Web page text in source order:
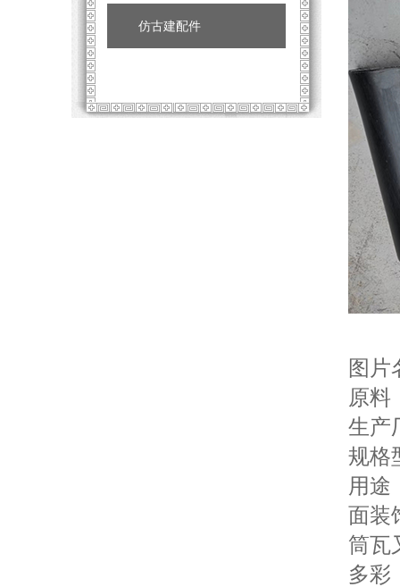
仿古建配件
图片
原料
生产
规格
用途
面装
筒瓦
多彩